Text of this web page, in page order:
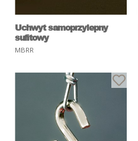
Uchwyt samoprzylepny
sufitowy
MBRR